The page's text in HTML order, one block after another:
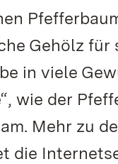
Gehölz für
in viele
wie der
Mehr zu
die